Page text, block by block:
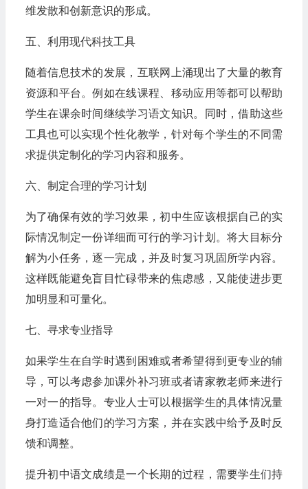
维发散和创新意识的形成。
五、利用现代科技工具
随着信息技术的发展，互联网上涌现出了大量的教育
资源和平台。例如在线课程、移动应用等都可以帮助
学生在课余时间继续学习语文知识。同时，借助这些
工具也可以实现个性化教学，针对每个学生的不同需
求提供定制化的学习内容和服务。
六、制定合理的学习计划
为了确保有效的学习效果，初中生应该根据自己的实
际情况制定一份详细而可行的学习计划。将大目标分
解为小任务，逐一完成，并及时复习巩固所学内容。
这样既能避免盲目忙碌带来的焦虑感，又能使进步更
加明显和可量化。
七、寻求专业指导
如果学生在自学时遇到困难或者希望得到更专业的辅
导，可以考虑参加课外补习班或者请家教老师来进行
一对一的指导。专业人士可以根据学生的具体情况量
身打造适合他们的学习方案，并在实践中给予及时反
馈和调整。
提升初中语文成绩是一个长期的过程，需要学生们持